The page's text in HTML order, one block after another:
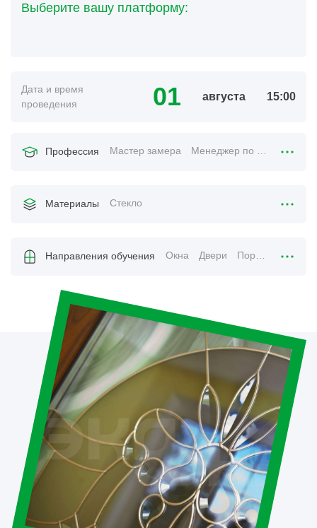
Выберите вашу платформу:
Дата и время
проведения
01 августа 15:00
Профессия Мастер замера Менеджер по продажам
Материалы Стекло
Направления обучения Окна Двери Порталы